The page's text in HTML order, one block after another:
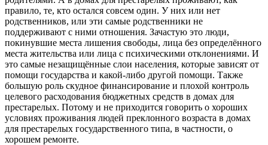
правило, те, кто остался совсем один. У них или нет
родственников, или эти самые родственники не
поддерживают с ними отношения. Зачастую это люди,
покинувшие места лишения свободы, лица без определённого
места жительства или лица с психическими отклонениями. И
это самые незащищённые слои населения, которые зависят от
помощи государства и какой-либо другой помощи. Также
большую роль скудное финансирование и плохой контроль
целевого расходования бюджетных средств в домах для
престарелых. Потому и не приходится говорить о хороших
условиях проживания людей преклонного возраста в домах
для престарелых государственного типа, в частности, о
хорошем ремонте.